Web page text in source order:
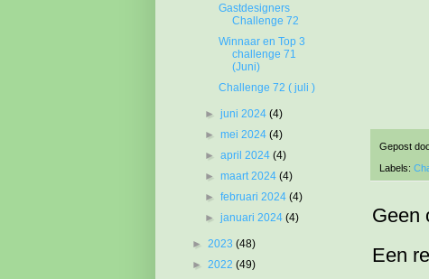
Gepost
Labels:
Geen
Een
Gastdesigners
Challenge 72
Winnaar en Top 3
challenge 71
(Juni)
Challenge 72 ( juli )
►juni 2024(4)
►mei 2024(4)
►april 2024(4)
►maart 2024(4)
►februari 2024(4)
►januari 2024(4)
► 2023 (48)
► 2022 (49)